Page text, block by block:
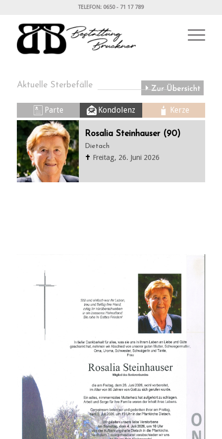
TELEFON: 0650 - 71 17 789
Aktuelle Sterbefälle
Parte Kondolenz Kerze
Rosalia Steinhauser (90)
Dietach
✝ Freitag, 26. Juni 2026